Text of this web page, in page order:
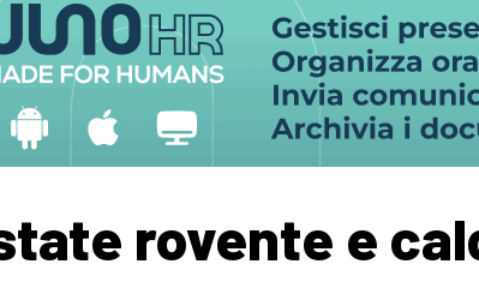
rovente e